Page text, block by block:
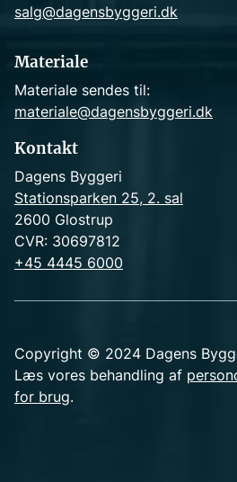
salg@dagensbyggeri.dk
Materiale
Materiale sendes til:
materiale@dagensbyggeri.dk
Kontakt
Dagens Byggeri
Stationsparken 25, 2. sal
2600 Glostrup
CVR: 30697812
+45 4445 6000
Copyright © 2024 Dagens
Læs vores behandling af
for brug.